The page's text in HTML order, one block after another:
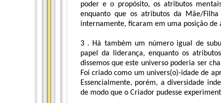
poder e o propósito, os atributos
enquanto que os atributos da Mãe/
internamente, ficaram em uma posição de
3 . Há também um número igual de
papel da liderança, enquanto os
dissemos que este universo poderia ser
Foi criado como um univers(o)-idade de
Essencialmente, porém, a diversidade
de modo que o Criador pudesse